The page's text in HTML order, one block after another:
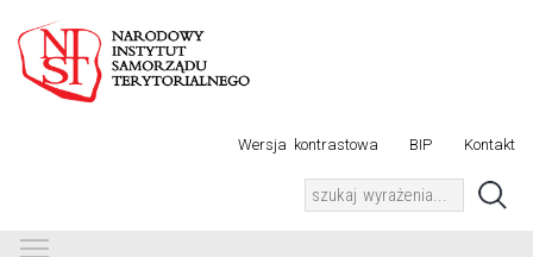
Wersja kontrastowa BIP Kontakt